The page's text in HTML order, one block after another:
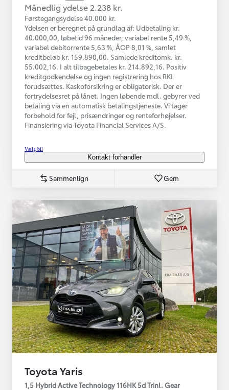
Månedlig ydelse 2.238 kr.
Førstegangsydelse 40.000 kr.
Ydelsen er beregnet på grundlag af: Udbetaling kr.
40.000,00, løbetid 96 måneder, variabel rente 5,49 %,
variabel debitorrente 5,63 %, ÅOP 8,01 %, samlet
kreditbeløb kr. 159.890,00. Samlede kreditomk. kr.
55.002,16. I alt tilbagebetales kr. 214.892,16. Positiv
kreditgodkendelse og ingen registrering hos RKI
forudsættes. Kaskoforsikring er obligatorisk. Der er
fortrydelsesret på lånet. Ingen løbende mdl. gebyrer ved
betaling via en automatisk betalingstjeneste. Vi tager
forbehold for fejl, prisændringer og renteforhøjelser.
Finansiering via Toyota Financial Services A/S.
Vælg bil
Kontakt forhandler
Sammenlign Gem
Toyota Yaris
1,5 Hybrid Active Technology 116HK 5d Trinl. Gear